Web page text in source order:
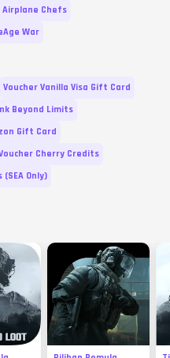
Airplane Chefs
War
Voucher Vanilla Visa Gift Card
Beyond Limits
Gift Card
Cherry Credits
Only)